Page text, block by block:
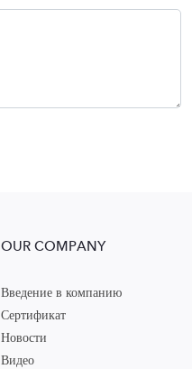
OUR COMPANY
Введение в компанию
Сертификат
Новости
Видео